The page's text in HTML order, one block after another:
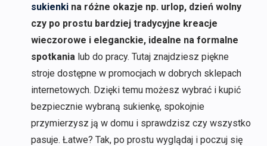
sukienkina różne okazje np. urlop, dzień wolny
czy po prostu bardziej tradycyjne kreacje
wieczorowe i eleganckie, idealne na formalne
spotkania lub do pracy. Tutaj znajdziesz piękne
stroje dostępne w promocjach w dobrych sklepach
internetowych. Dzięki temu możesz wybrać i kupić
bezpiecznie wybraną sukienkę, spokojnie
przymierzysz ją w domu i sprawdzisz czy wszystko
pasuje. Łatwe? Tak, po prostu wyglądaj i poczuj się